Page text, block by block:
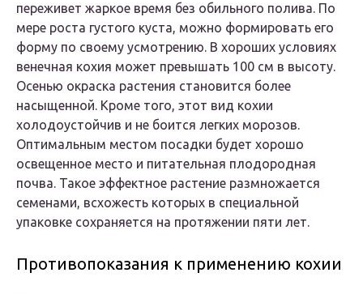
переживет жаркое время без обильного полива. По
мере роста густого куста, можно формировать его
форму по своему усмотрению. В хороших условиях
венечная кохия может превышать 100 см в высоту.
Осенью окраска растения становится более
насыщенной. Кроме того, этот вид кохии
холодоустойчив и не боится легких морозов.
Оптимальным местом посадки будет хорошо
освещенное место и питательная плодородная
почва. Такое эффектное растение размножается
семенами, всхожесть которых в специальной
упаковке сохраняется на протяжении пяти лет.
Противопоказания к применению кохии